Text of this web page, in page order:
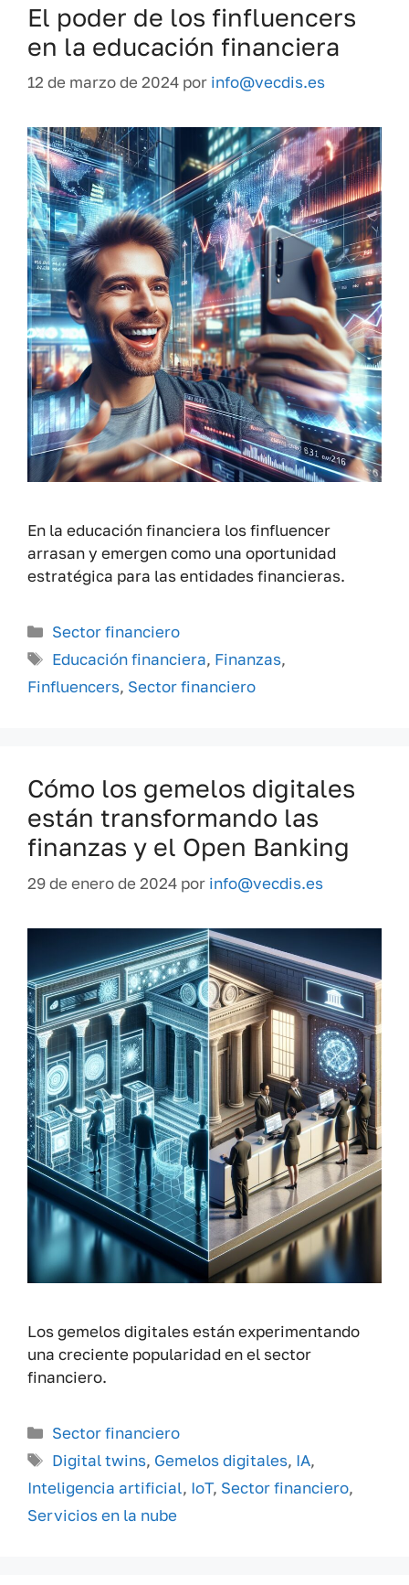
El poder de los finfluencers
en la educación financiera
12 de marzo de 2024 por info@vecdis.es
En la educación financiera los finfluencer
arrasan y emergen como una oportunidad
estratégica para las entidades financieras.
Categorías
Sector financiero
Etiquetas
Educación financiera, Finanzas,
Finfluencers, Sector financiero
Cómo los gemelos digitales
están transformando las
finanzas y el Open Banking
29 de enero de 2024 por info@vecdis.es
Los gemelos digitales están experimentando
una creciente popularidad en el sector
financiero.
Categorías
Sector financiero
Etiquetas
Digital twins, Gemelos digitales, IA,
Inteligencia artificial, IoT, Sector financiero,
Servicios en la nube